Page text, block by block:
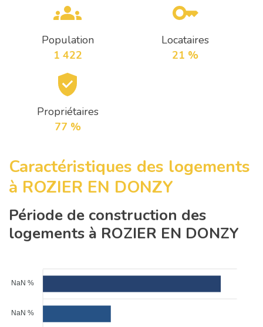
Population
1 422
Locataires
21 %
Propriétaires
77 %
Caractéristiques des logements
à ROZIER EN DONZY
Période de construction des
logements à ROZIER EN DONZY
NaN %
NaN %